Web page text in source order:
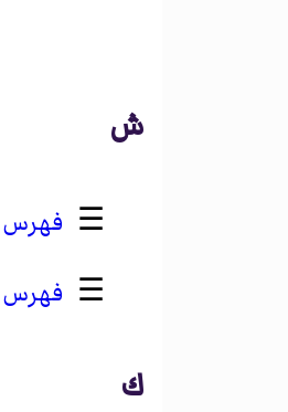
ش
☰
☰
ك